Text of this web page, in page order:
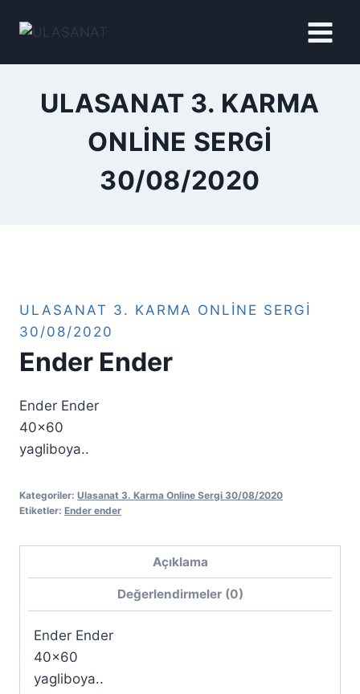
geç
ULASANAT 3. KARMA
ONLINE SERGI
30/08/2020
ULASANAT 3. KARMA ONLINE SERGI
30/08/2020
Ender Ender
Ender Ender
40×60
yagliboya..
Kategoriler: Ulasanat 3. Karma Online Sergi 30/08/2020
Etiketler: Ender ender
Açıklama
Değerlendirmeler (0)
Ender Ender
40×60
yagliboya..